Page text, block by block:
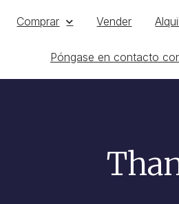
Comprar Vender
Póngase en contacto